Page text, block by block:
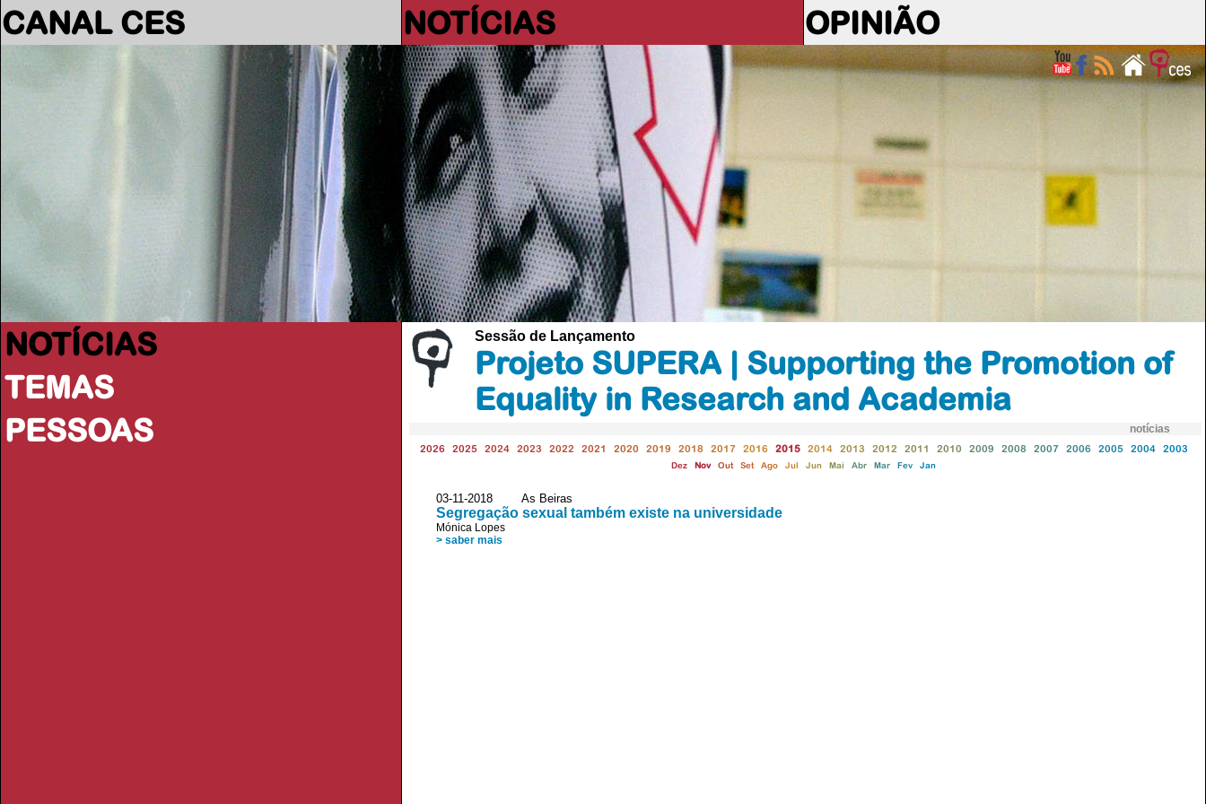
CANAL CES NOTÍCIAS OPINIÃO
NOTÍCIAS
TEMAS
PESSOAS
Sessão de Lançamento
Projeto SUPERA | Supporting the Promotion of
Equality in Research and Academia
notícias
2026 2025 2024 2023 2022 2021 2020 2019 2018 2017 2016 2015 2014 2013 2012 2011 2010 2009 2008 2007 2006 2005 2004 2003
Dez Nov Out Set Ago Jul Jun Mai Abr Mar Fev Jan
03-11-2018 As Beiras
Segregação sexual também existe na universidade
Mónica Lopes
> saber mais